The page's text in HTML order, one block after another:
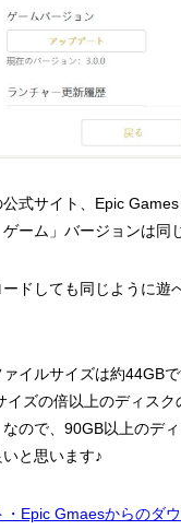
公式サイト、Epic
ーム」バージョンは同
ドしても同じように遊
イルサイズは約44GB
イズの倍以上のディス
ので、90GB以上のデ
と思います♪
Epic Gmaesからのダ